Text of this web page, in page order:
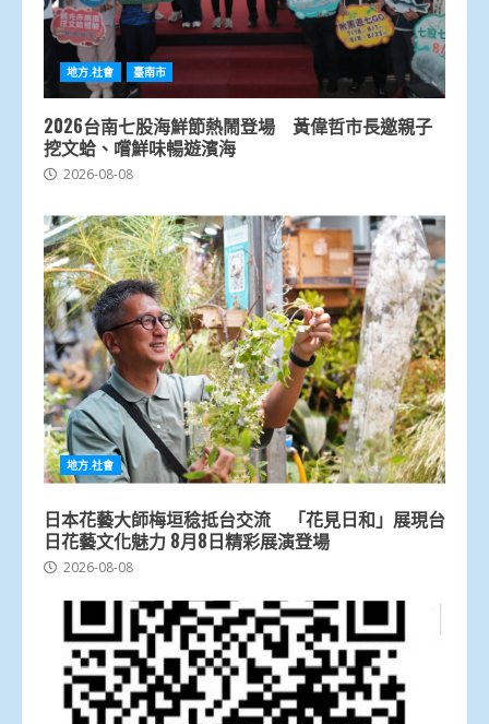
地方.社會 臺南市
2026台南七股海鮮節熱鬧登場 黃偉哲市長邀親子
挖文蛤、嚐鮮味暢遊濱海
2026-08-08
地方.社會
日本花藝大師梅垣稔抵台交流 「花見日和」展現台
日花藝文化魅力 8月8日精彩展演登場
2026-08-08